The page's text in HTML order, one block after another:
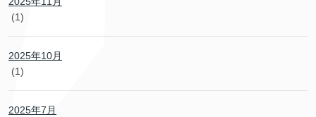
(1)
2025年10月
(1)
2025年7月